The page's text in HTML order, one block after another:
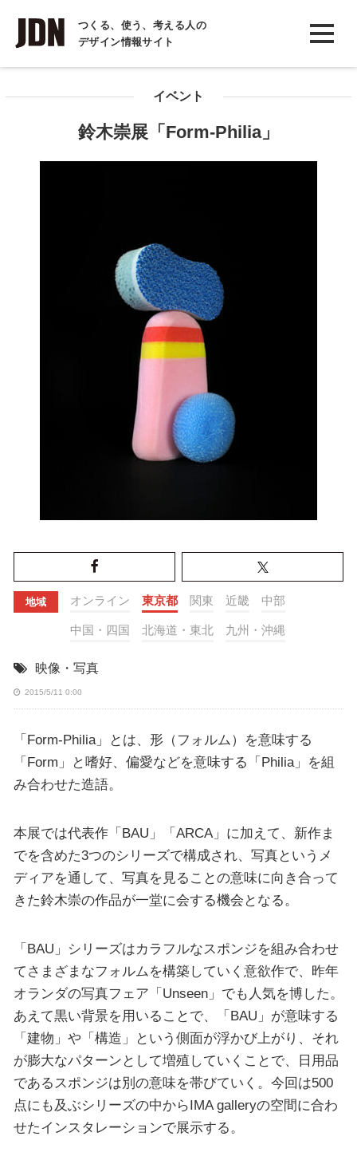
つくる、使う、考える人の
デザイン情報サイト
INTERVIEW
インタビュー
イベント
鈴木崇展「Form-Philia」
地域 オンライン 東京都 関東 近畿 中部
中国・四国 北海道・東北 九州・沖縄
映像・写真
2015/5/11 0:00
「Form-Philia」とは、形（フォルム）を意味する
「Form」と嗜好、偏愛などを意味する「Philia」を組
み合わせた造語。
本展では代表作「BAU」「ARCA」に加えて、新作ま
でを含めた3つのシリーズで構成され、写真というメ
ディアを通して、写真を見ることの意味に向き合って
きた鈴木崇の作品が一堂に会する機会となる。
「BAU」シリーズはカラフルなスポンジを組み合わせ
てさまざまなフォルムを構築していく意欲作で、昨年
オランダの写真フェア「Unseen」でも人気を博した。
あえて黒い背景を用いることで、「BAU」が意味する
「建物」や「構造」という側面が浮かび上がり、それ
が膨大なパターンとして増殖していくことで、日用品
であるスポンジは別の意味を帯びていく。今回は500
点にも及ぶシリーズの中からIMA galleryの空間に合わ
せたインスタレーションで展示する。